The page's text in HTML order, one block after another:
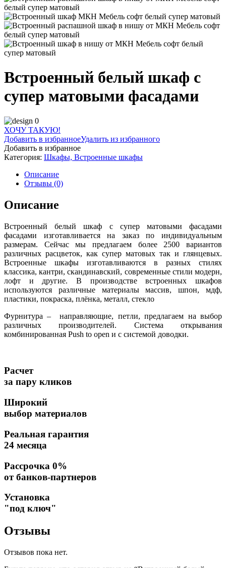
Встроенный белый шкаф с
супер матовыми фасадами
ХОЧУ ТАКУЮ!
Добавить в избранноеУдалить из избранного
Добавить в избранное
Категория: Шкафы, Встроенные шкафы
Описание
Отзывы (0)
Описание
Встроенный белый шкаф с супер матовыми фасадами
фасадами изготавливается на заказ по индивидуальным
размерам. Сейчас мы предлагаем более 2500 вариантов
различных расцветок, как супер матовых так и глянцевых.
Встроенные шкафы изготавливаются в разных стилях
классика, кантри, скандинавский, современные стили модерн,
лофт и другие. В производстве встроенных шкафов
используются различные материалы массив, шпон, мдф,
пластики, покраска, плёнка, металл, стекло
Фурнитура – направляющие, петли, предлагаем на выбор
различных производителей. Система открывания
комбинированная Push to open и с системой доводки.
Расчет
за пару кликов
Широкий
выбор материалов
Реальная гарантия
24 месяца
Рассрочка 0%
от банков-партнеров
Установка
"под ключ"
Отзывы
Отзывов пока нет.